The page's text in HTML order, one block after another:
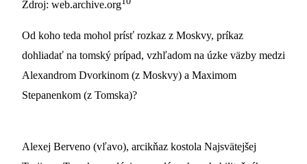
Zdroj: web.archive.org
Od koho teda mohol prísť rozkaz z Moskvy, príkaz
dohliadať na tomský prípad, vzhľadom na úzke väzby medzi
Alexandrom Dvorkinom (z Moskvy) a Maximom
Stepanenkom (z Tomska)?
Alexej Berveno (vľavo), arcikňaz kostola Najsvätejšej